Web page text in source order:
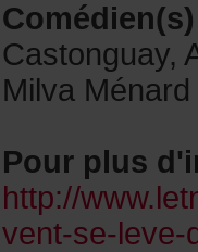
http://
vent-se-leve-